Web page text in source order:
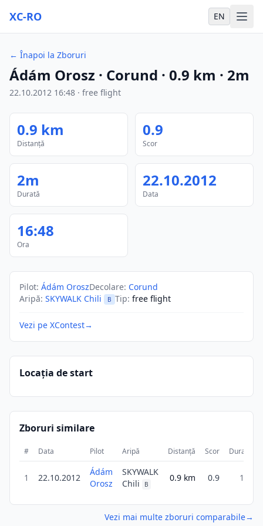
XC-RO EN
← Înapoi la Zboruri
Ádám Orosz · Corund · 0.9 km · 2m
22.10.2012 16:48 · free flight
0.9 km
Distanță
0.9
Scor
2m
Durată
22.10.2012
Data
16:48
Ora
Pilot: Ádám OroszDecolare: Corund
Aripă: SKYWALK Chili B Tip: free flight
Vezi pe XContest→
Locația de start
Zboruri similare
# Data Pilot Aripă Distanță Scor Durată
1 22.10.2012
Ádám
Orosz
SKYWALK
Chili
B
0.9 km 0.9 1m
Vezi mai multe zboruri comparabile→